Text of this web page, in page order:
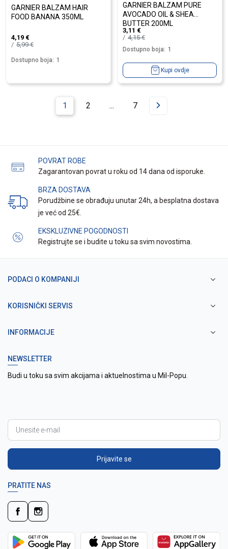
GARNIER BALZAM HAIR
FOOD BANANA 350ML
4,19 €
5,99€
Dostupno boja: 1
GARNIER BALZAM PURE
AVOCADO OIL & SHEA
BUTTER 200ML
3,11 €
4,15€
Dostupno boja: 1
Kupi ovdje
1 2 ... 7
POVRAT ROBE
Zagarantovan povrat u roku od 14 dana od isporuke.
BRZA DOSTAVA
Porudžbine se obrađuju unutar 24h, a besplatna dostava
je već od 25€.
EKSKLUZIVNE POGODNOSTI
Registrujte se i budite u toku sa svim novostima.
PODACI O KOMPANIJI
KORISNIČKI SERVIS
INFORMACIJE
NEWSLETTER
Budi u toku sa svim akcijama i aktuelnostima u Mil-Popu.
Prijavite se
PRATITE NAS